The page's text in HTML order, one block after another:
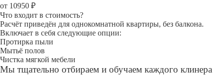
от 10950 ₽
Что входит в стоимость?
Расчёт приведён для однокомнатной квартиры, без балкона.
Включает в себя следующие опции:
Протирка пыли
Мытьё полов
Чистка мягкой мебели
Мы тщательно отбираем и обучаем каждого клинера